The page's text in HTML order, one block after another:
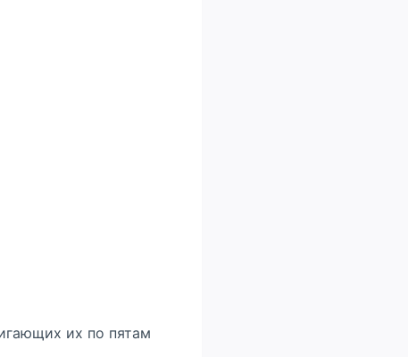
их по пятам